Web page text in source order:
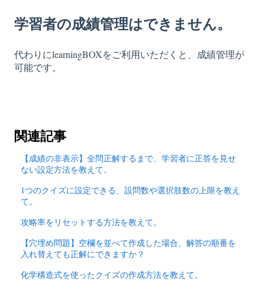
学習者の成績管理はできません。
代わりにlearningBOXをご利用いただくと、成績管理が
可能です。
関連記事
【成績の非表示】全問正解するまで、学習者に正答を見せ
ない設定方法を教えて。
1つのクイズに設定できる、設問数や選択肢数の上限を教え
て。
攻略率をリセットする方法を教えて。
【穴埋め問題】空欄を並べて作成した場合、解答の順番を
入れ替えても正解にできますか？
化学構造式を使ったクイズの作成方法を教えて。